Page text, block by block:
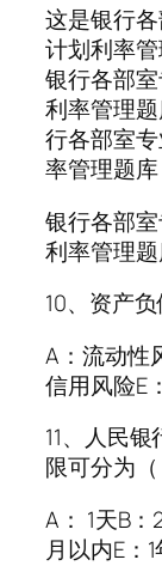
这是银行
计划利率
银行各部
利率管理
行各部室
率管理题库
银行各部
利率管理
10、资产
A：流动性
信用风险E
11、人民
限可分为（
A： 1天B
月以内E：